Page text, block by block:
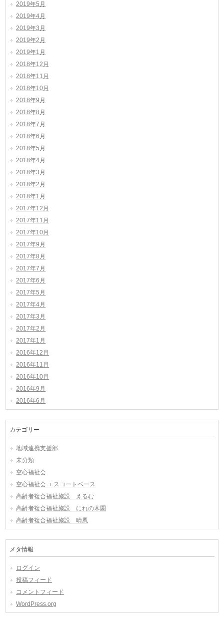
2019年5月
2019年4月
2019年3月
2019年2月
2019年1月
2018年12月
2018年11月
2018年10月
2018年9月
2018年8月
2018年7月
2018年6月
2018年5月
2018年4月
2018年3月
2018年2月
2018年1月
2017年12月
2017年11月
2017年10月
2017年9月
2017年8月
2017年7月
2017年6月
2017年5月
2017年4月
2017年3月
2017年2月
2017年1月
2016年12月
2016年11月
2016年10月
2016年9月
2016年6月
カテゴリー
地域連携支援部
未分類
空心福祉会
空心福祉会 エスコートベース
高齢者複合福祉施設 えるむ
高齢者複合福祉施設 にれの木園
高齢者複合福祉施設 晴風
メタ情報
ログイン
投稿フィード
コメントフィード
WordPress.org